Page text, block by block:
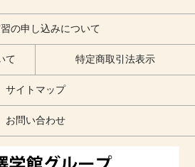
の申し込みについて
て 特定商取引法表示
サイトマップ
お問い合わせ